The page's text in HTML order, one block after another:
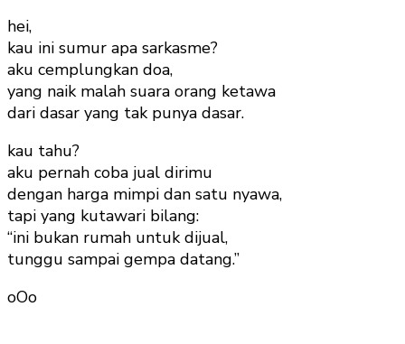
hei,
kau ini sumur apa sarkasme?
aku cemplungkan doa,
yang naik malah suara orang ketawa
dari dasar yang tak punya dasar.
kau tahu?
aku pernah coba jual dirimu
dengan harga mimpi dan satu nyawa,
tapi yang kutawari bilang:
“ini bukan rumah untuk dijual,
tunggu sampai gempa datang.”
oOo